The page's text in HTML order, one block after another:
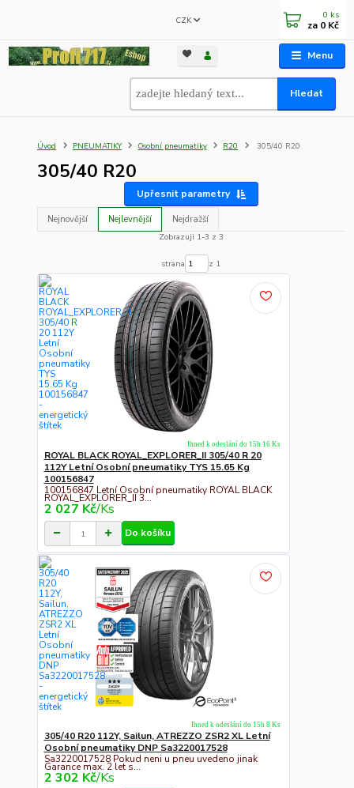
Menu
CZK
Hledat
0 ks
za 0 Kč
Úvod PNEUMATIKY Osobní pneumatiky R20 305/40 R20
305/40 R20
Upřesnit parametry
Nejnovější Nejlevnější
Nejdražší
Zobrazuji 1-3 z 3
strana z 1
ROYAL BLACK ROYAL_EXPLORER_II 305/40 R 20
112Y Letní Osobní pneumatiky TYS 15.65 Kg
100156847
100156847 Letní Osobní pneumatiky ROYAL BLACK
ROYAL_EXPLORER_II 3...
2 027 Kč/Ks
Ihned k odeslání do 15h 16 Ks
Do košíku
305/40 R20 112Y, Sailun, ATREZZO ZSR2 XL Letní
Osobní pneumatiky DNP Sa3220017528
Sa3220017528 Pokud neni u pneu uvedeno jinak
Garance max. 2 let s...
2 302 Kč/Ks
Ihned k odeslání do 15h 8 Ks